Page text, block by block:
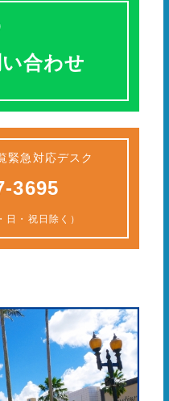
合わせ
緊急対応デスク
3695
・祝日除く）